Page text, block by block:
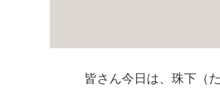
皆さん今日は、珠下（